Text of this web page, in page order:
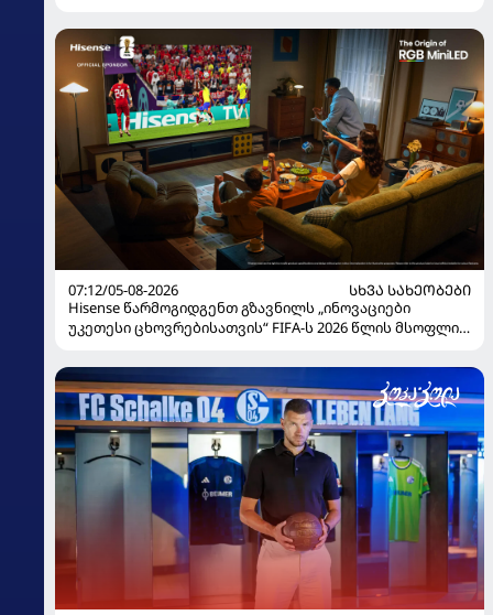
07:12/05-08-2026
ᲡᲮᲕᲐ ᲡᲐᲮᲔᲝᲑᲔᲑᲘ
Hisense წარმოგიდგენთ გზავნილს „ინოვაციები
უკეთესი ცხოვრებისათვის“ FIFA-ს 2026 წლის მსოფლიო